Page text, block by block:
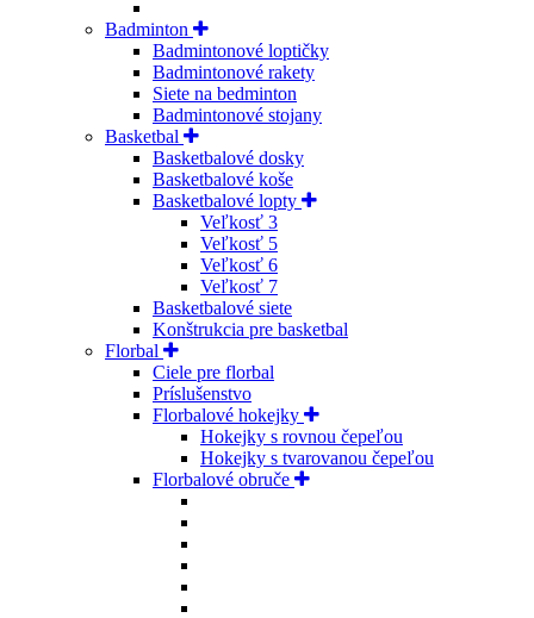
Badminton
Badmintonové loptičky
Badmintonové rakety
Siete na bedminton
Badmintonové stojany
Basketbal
Basketbalové dosky
Basketbalové koše
Basketbalové lopty
Veľkosť 3
Veľkosť 5
Veľkosť 6
Veľkosť 7
Basketbalové siete
Konštrukcia pre basketbal
Florbal
Ciele pre florbal
Príslušenstvo
Florbalové hokejky
Hokejky s rovnou čepeľou
Hokejky s tvarovanou čepeľou
Florbalové obruče